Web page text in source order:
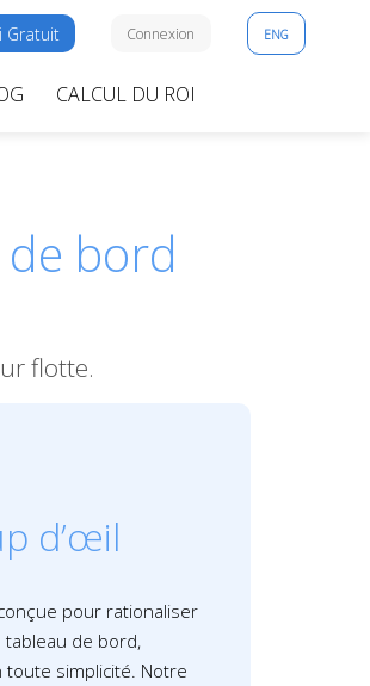
CALCUL DU ROI
Gratuit Connexion ENG
bord
flotte.
d’œil
pour rationaliser
tableau de bord,
simplicité. Notre